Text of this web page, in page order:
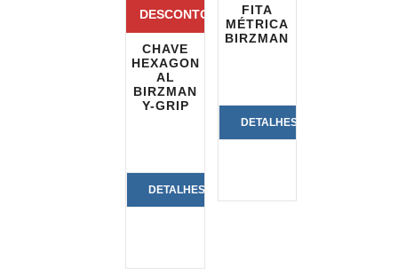
DESCONTO
CHAVE
HEXAGON
AL
BIRZMAN
Y-GRIP
DETALHES
FITA
MÉTRICA
BIRZMAN
DETALHES